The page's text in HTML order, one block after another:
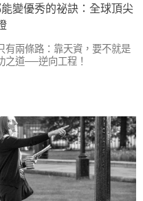
變優秀的祕訣：全球頂尖
有兩條路：靠天資，要不就是
之道──逆向工程！